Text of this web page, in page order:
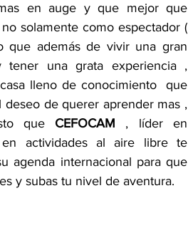
en auge y que mejor que
solamente como espectador (
que además de vivir una gran
tener una grata experiencia ,
lleno de conocimiento  que
deseo de querer aprender mas ,
que CEFOCAM , líder en
en actividades al aire libre te
agenda internacional para que
y subas tu nivel de aventura.